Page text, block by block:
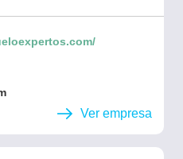
Ver empresa